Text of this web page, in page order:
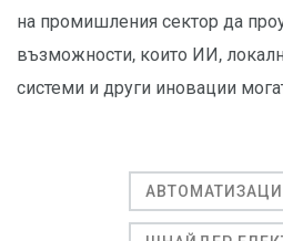
на промишления сектор да
възможности, които ИИ,
системи и други иновации